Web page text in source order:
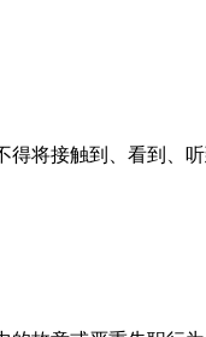
将接触到、看到、